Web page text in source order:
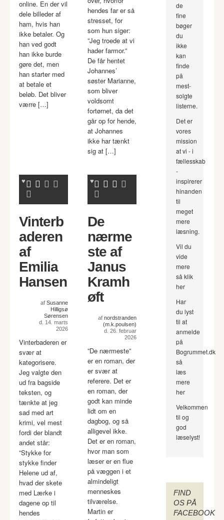
online. En der vil
dele billeder af
ham, hvis han
ikke betaler. Og
han ved godt
han ikke burde
gøre det, men
han starter med
at betale et
beløb. Det bliver
værre […]
hendes far er så
stresset, for
som hun siger:
”Jeg troede at vi
hader farmor.”
De får hentet
Johannes’
søster Marianne,
som bliver
voldsomt
fortørnet, da det
går op for hende,
at Johannes
ikke har tænkt
sig at […]
Vinterb
aderen
af
Emilia
Hansen
af Susanne
Hilligsø
Sørensen
d. 14. marts
2026
Vinterbaderen er
svær at
kategorisere.
Jeg valgte den
ud fra bagside
teksten, og
tænkte at jeg
sad med art
krimi, vel mest
fordi der blandt
andet står:
”Stykke for
stykke finder
Helene ud af,
hvad der skete
med Lærke i
dagene op til
hendes
De
nærme
ste af
Janus
Kramh
øft
af nordstranden
(m.k.poulsen)
d. 26. februar
2026
”De nærmeste”
er en roman, der
er svær at
referere. Det er
en roman, der
godt kan minde
lidt om en
dagbog, og så
alligevel ikke.
Det er en roman,
hvor man som
læser er en flue
på væggen i et
almindeligt
menneskes
tilværelse.
Martin er
de
fine
bøger
du
ikke
kan
finde
på
mest-
solgte
listerne.
Det er
vores
mission
at vi - i
fællesskab
-
inspirerer
hinanden
til
meget
mere
læsning.
Vil du
vide
mere
så klik
her
Har
du lyst
til at
anmelde
på
Bogrummet.dk
så
læs
mere
her
Velkommen
til og
god
læselyst!
FIND
OS PÅ
FACEBOOK